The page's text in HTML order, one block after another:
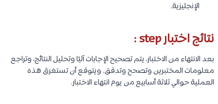
الإنجليزية.​ ​
نتائج اختبار step :
بعد الانتهاء من الاختبار، يتم تصحيح الإجابات آليًا وتحليل النتائج، وتراجع
معلومات المختبرين وتصحح وتدقق. ويتوقع أن تستغرق هذه
العملية حوالي ثلاثة أسابيع من يوم انتهاء الاختبار.